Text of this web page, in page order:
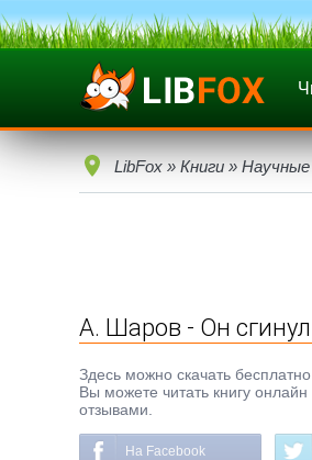
LibFox » Книги » Научные
А. Шаров - Он
Здесь можно скачать
Вы можете читать книгу
отзывами.
На Facebook